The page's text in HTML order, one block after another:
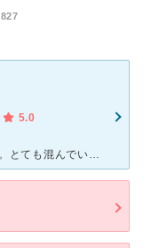
827
5.0
他クリニックでは初診はストップしています。とても混んでいて待ちます。とすぐに電話を切られてしまいました。精神状態が安定していない中、話すのはとても辛く、断られる度に心が折れそうになりました。こちらに電